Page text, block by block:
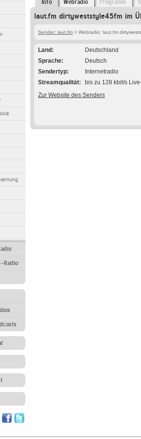
Radio
Info Webradio Programm
laut.fm dirtyweststyle45fm im
Sender: laut.fm > Webradio: laut.fm
Land
Deutschland
Sprache
Deutsch
Sendertyp
Internetradio
Streamqualität
bis zu 128 kbit/s
Zur Website des Senders